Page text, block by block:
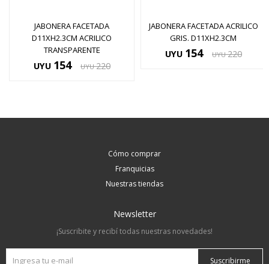
JABONERA FACETADA
D11XH2.3CM ACRILICO
TRANSPARENTE
UYU 154 UYU 220
JABONERA FACETADA ACRILICO
GRIS. D11XH2.3CM
UYU 154 UYU 220
Cómo comprar
Franquicias
Nuestras tiendas
Newsletter
¡Suscribite y recibí todas nuestras novedades!
Suscribirme